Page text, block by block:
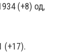
(+8) од,
(+17).